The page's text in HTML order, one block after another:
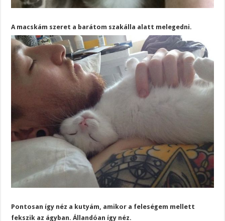
A macskám szeret a barátom szakálla alatt melegedni.
Pontosan így néz a kutyám, amikor a feleségem mellett
fekszik az ágyban. Állandóan így néz.